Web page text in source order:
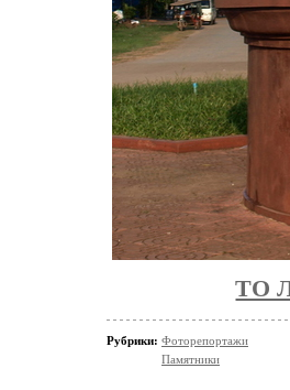
ТО
Рубрики: Фоторепортажи
Памятники